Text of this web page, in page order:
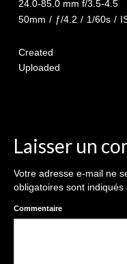
Galeries Privées
séance du
Cartes de
Photomontages
24.0-85.0 mm f/3.5-4.5
50mm / ƒ/4.2 / 1/60s /
Created
Uploaded
Laisser un
Votre adresse e-mail ne
obligatoires sont indiqués
Commentaire